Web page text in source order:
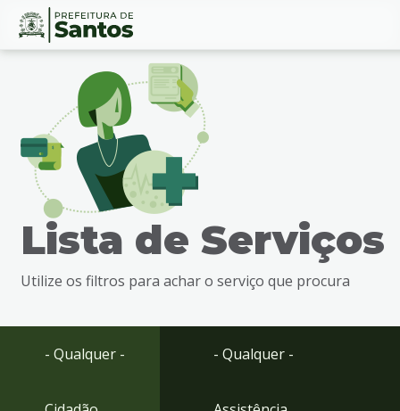
Ir
busca
Ir
Conteúdo
Lista de Serviços
Utilize os filtros para achar o serviço que procura
- Qualquer - - Qualquer -